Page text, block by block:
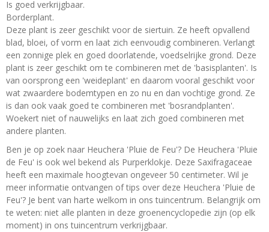
Is goed verkrijgbaar.
Borderplant.
Deze plant is zeer geschikt voor de siertuin. Ze heeft opvallend
blad, bloei, of vorm en laat zich eenvoudig combineren. Verlangt
een zonnige plek en goed doorlatende, voedselrijke grond. Deze
plant is zeer geschikt om te combineren met de 'basisplanten'. Is
van oorsprong een 'weideplant' en daarom vooral geschikt voor
wat zwaardere bodemtypen en zo nu en dan vochtige grond. Ze
is dan ook vaak goed te combineren met 'bosrandplanten'.
Woekert niet of nauwelijks en laat zich goed combineren met
andere planten.
Ben je op zoek naar Heuchera 'Pluie de Feu'? De Heuchera 'Pluie
de Feu' is ook wel bekend als Purperklokje. Deze Saxifragaceae
heeft een maximale hoogtevan ongeveer 50 centimeter. Wil je
meer informatie ontvangen of tips over deze Heuchera 'Pluie de
Feu'? Je bent van harte welkom in ons tuincentrum. Belangrijk om
te weten: niet alle planten in deze groenencyclopedie zijn (op elk
moment) in ons tuincentrum verkrijgbaar.